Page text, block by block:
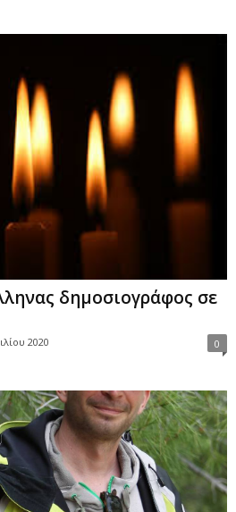
δημοσιογράφος σε
2020 0